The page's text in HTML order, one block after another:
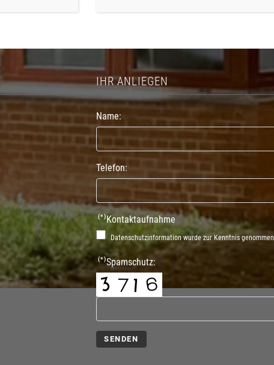
IHR ANLIEGEN
Name:
Telefon:
Kontaktaufnahme
(*)
Datenschutzinformationwurde zur Kenntnis genommen
Spamschutz:
(*)
SENDEN